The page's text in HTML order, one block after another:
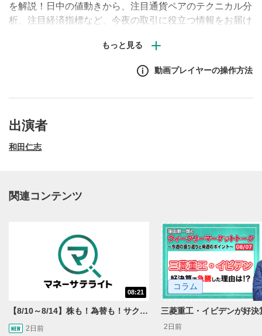
を解説！日中の値動きから、注目通貨ペアのテクニカル分
析、注目経済指標など、今夜の取引に役立つ情報をお届け
動画内で表示されるチャートや経済指標の画面はMATSUI
動画プレイヤーの操作方法
動画再生エリア
動画再生エリアをクリックすると、動画を再生または
一時停止します。
2
出演者
和田仁志
関連コンテンツ
08:21
【8/10～8/14】株も！為替も！サクッと！来週のマーケット見通し＜Next View＞
2日前
コラム
2日前